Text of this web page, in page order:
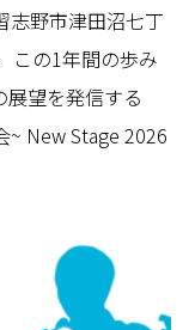
志野市津田沼七丁
この1年間の歩み
望を発信する
~ New Stage 2026